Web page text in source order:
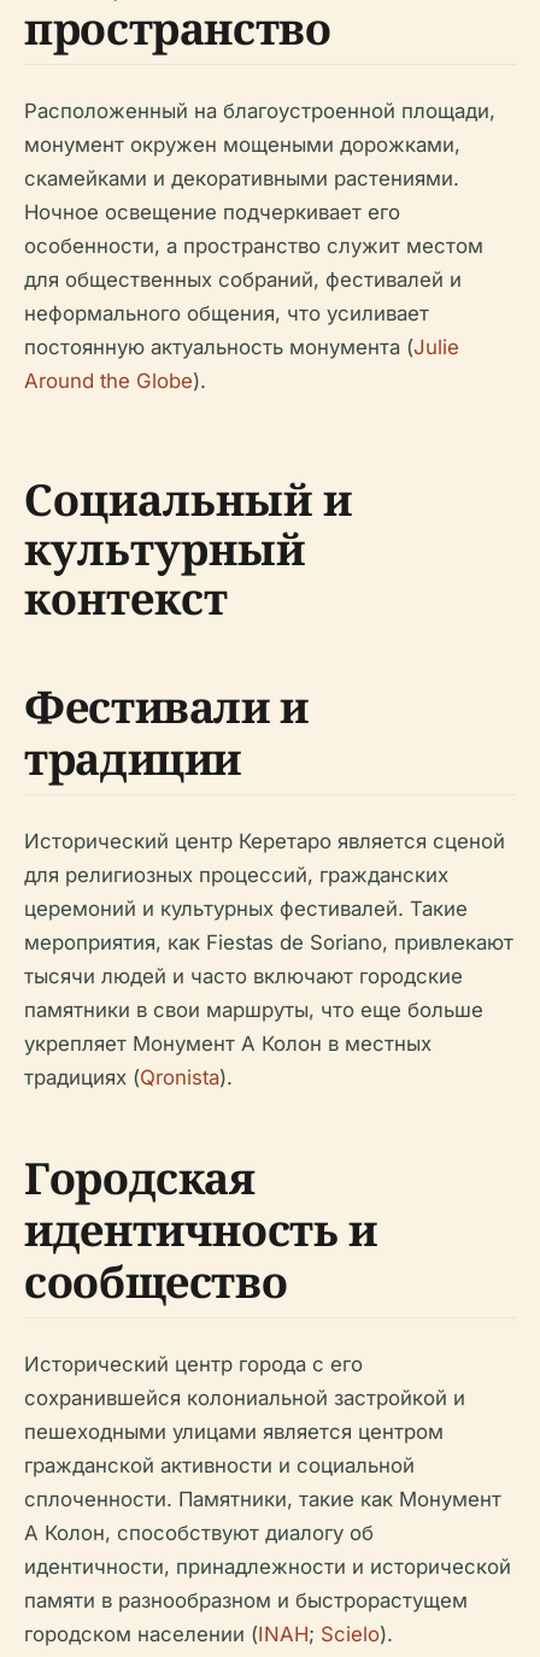
пространство
Расположенный на благоустроенной площади,
монумент окружен мощеными дорожками,
скамейками и декоративными растениями.
Ночное освещение подчеркивает его
особенности, а пространство служит местом
для общественных собраний, фестивалей и
неформального общения, что усиливает
постоянную актуальность монумента (Julie
Around the Globe).
Социальный и
культурный
контекст
Фестивали и
традиции
Исторический центр Керетаро является сценой
для религиозных процессий, гражданских
церемоний и культурных фестивалей. Такие
мероприятия, как Fiestas de Soriano, привлекают
тысячи людей и часто включают городские
памятники в свои маршруты, что еще больше
укрепляет Монумент А Колон в местных
традициях (Qronista).
Городская
идентичность и
сообщество
Исторический центр города с его
сохранившейся колониальной застройкой и
пешеходными улицами является центром
гражданской активности и социальной
сплоченности. Памятники, такие как Монумент
А Колон, способствуют диалогу об
идентичности, принадлежности и исторической
памяти в разнообразном и быстрорастущем
городском населении (INAH; Scielo).